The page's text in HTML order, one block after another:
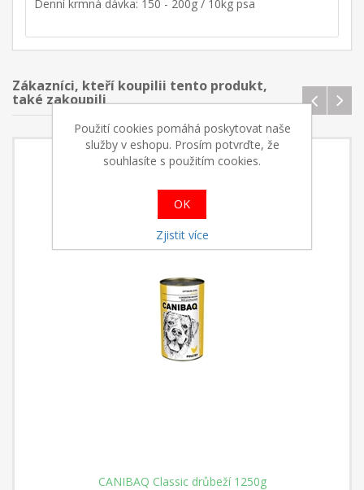
Denní krmná dávka: 150 - 200g / 10kg psa
Zákazníci, kteří koupilii tento produkt,
také zakoupili
CANIBAQ Classic drůbeží 1250g
Použití cookies pomáhá poskytovat naše
služby v eshopu. Prosím potvrďte, že
souhlasíte s použitím cookies.
OK
Zjistit více